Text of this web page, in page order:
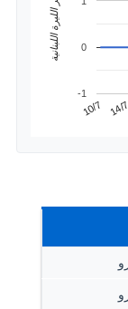
10/7 14/7
-1
0 سعر الليرة اللبنانية